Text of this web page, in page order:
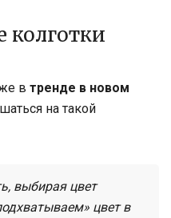
колготки
в тренде в новом
на такой
выбирая цвет
цвет в